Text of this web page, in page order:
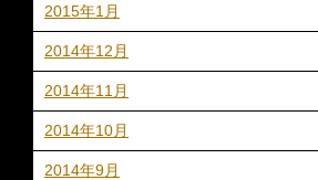
2015年1月
2014年12月
2014年11月
2014年10月
2014年9月